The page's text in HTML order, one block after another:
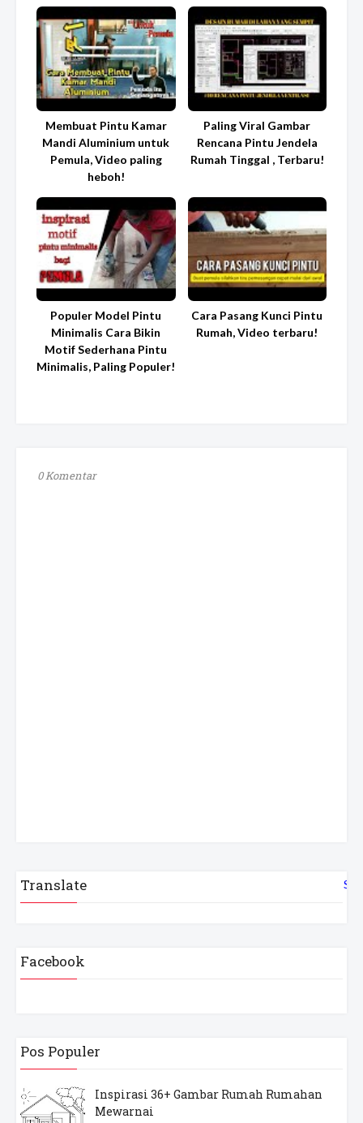
Membuat Pintu Kamar
Mandi Aluminium untuk
Pemula, Video paling
heboh!
Paling Viral Gambar
Rencana Pintu Jendela
Rumah Tinggal , Terbaru!
Populer Model Pintu
Minimalis Cara Bikin
Motif Sederhana Pintu
Minimalis, Paling Populer!
Cara Pasang Kunci Pintu
Rumah, Video terbaru!
0 Komentar
Translate
Facebook
Pos Populer
Inspirasi 36+ Gambar Rumah Rumahan
Mewarnai